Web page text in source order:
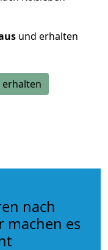
und erhalten
erhalten
nach
machen es